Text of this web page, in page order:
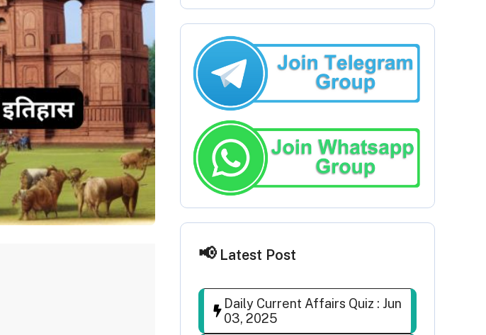
Latest Post
Daily Current Affairs Quiz : Jun
03, 2025